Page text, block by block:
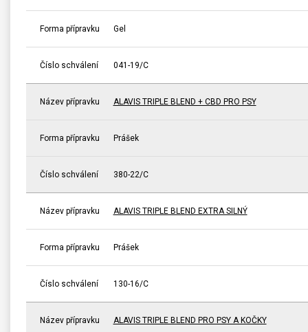
Forma přípravku Gel
Číslo schválení 041-19/C
Název přípravku ALAVIS TRIPLE BLEND + CBD PRO PSY
Forma přípravku Prášek
Číslo schválení 380-22/C
Název přípravku ALAVIS TRIPLE BLEND EXTRA SILNÝ
Forma přípravku Prášek
Číslo schválení 130-16/C
Název přípravku ALAVIS TRIPLE BLEND PRO PSY A KOČKY